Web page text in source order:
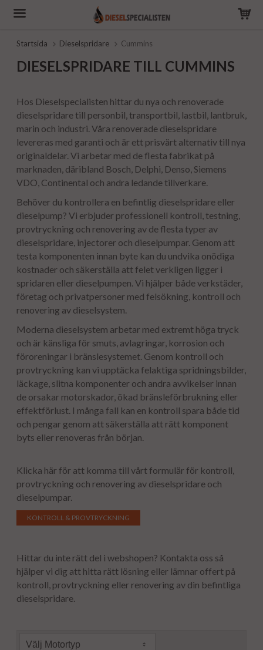
Startsida Dieselspridare Cummins
DIESELSPRIDARE TILL CUMMINS
Hos Dieselspecialisten hittar du nya och renoverade
dieselspridare till personbil, transportbil, lastbil, lantbruk,
marin och industri. Våra renoverade dieselspridare
levereras med garanti och är ett prisvärt alternativ till nya
originaldelar. Vi arbetar med de flesta fabrikat på
marknaden, däribland Bosch, Delphi, Denso, Siemens
VDO, Continental och andra ledande tillverkare.
Behöver du kontrollera en befintlig dieselspridare eller
dieselpump? Vi erbjuder professionell kontroll, testning,
provtryckning och renovering av de flesta typer av
dieselspridare, injectorer och dieselpumpar. Genom att
testa komponenten innan byte kan du undvika onödiga
kostnader och säkerställa att felet verkligen ligger i
spridaren eller dieselpumpen. Vi hjälper både verkstäder,
företag och privatpersoner med felsökning, kontroll och
renovering av dieselsystem.
Moderna dieselsystem arbetar med extremt höga tryck
och är känsliga för smuts, avlagringar, korrosion och
föroreningar i bränslesystemet. Genom kontroll och
provtryckning kan vi upptäcka felaktiga spridningsbilder,
läckage, slitna komponenter och andra avvikelser innan
de orsakar motorskador, ökad bränsleförbrukning eller
effektförlust. I många fall kan en kontroll spara både tid
och pengar genom att säkerställa att rätt komponent
byts eller renoveras från början.
Klicka här för att komma till vårt formulär för kontroll,
provtryckning och renovering av dieselspridare och
dieselpumpar.
KONTROLL & PROVTRYCKNING
Hittar du inte rätt del i webshopen? Kontakta oss så
hjälper vi dig att hitta rätt lösning eller lämnar offert på
kontroll, provtryckning eller renovering av din befintliga
dieselspridare.
Välj Motortyp